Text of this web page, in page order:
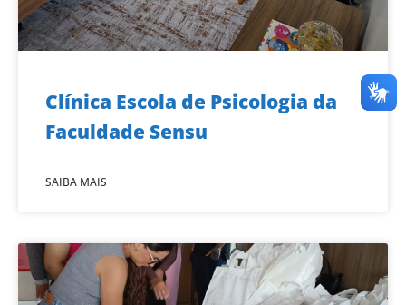
Clínica Escola de Psicologia da
Faculdade Sensu
SAIBA MAIS